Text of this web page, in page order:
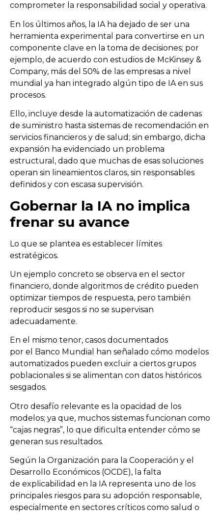
comprometer la responsabilidad social y operativa.
En los últimos años, la IA ha dejado de ser una
herramienta experimental para convertirse en un
componente clave en la toma de decisiones; por
ejemplo, de acuerdo con estudios de McKinsey &
Company, más del 50% de las empresas a nivel
mundial ya han integrado algún tipo de IA en sus
procesos.
Ello, incluye desde la automatización de cadenas
de suministro hasta sistemas de recomendación en
servicios financieros y de salud; sin embargo, dicha
expansión ha evidenciado un problema
estructural, dado que muchas de esas soluciones
operan sin lineamientos claros, sin responsables
definidos y con escasa supervisión.
Gobernar la IA no implica
frenar su avance
Lo que se plantea es establecer límites
estratégicos.
Un ejemplo concreto se observa en el sector
financiero, donde algoritmos de crédito pueden
optimizar tiempos de respuesta, pero también
reproducir sesgos si no se supervisan
adecuadamente.
En el mismo tenor, casos documentados
por el Banco Mundial han señalado cómo modelos
automatizados pueden excluir a ciertos grupos
poblacionales si se alimentan con datos históricos
sesgados.
Otro desafío relevante es la opacidad de los
modelos; ya que, muchos sistemas funcionan como
“cajas negras”, lo que dificulta entender cómo se
generan sus resultados.
Según la Organización para la Cooperación y el
Desarrollo Económicos (OCDE), la falta
de explicabilidad en la IA representa uno de los
principales riesgos para su adopción responsable,
especialmente en sectores críticos como salud o